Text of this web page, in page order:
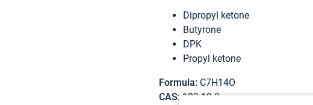
Dipropyl ketone
Butyrone
DPK
Propyl ketone
Formula: C7H14O
CAS: 123-19-3